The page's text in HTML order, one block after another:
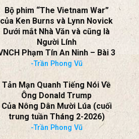
Dưới mắt Nhà Văn và cũng là
Người Lính
VNCH Phạm Tín An Ninh – Bài 4
-Trần Phong Vũ
Bộ phim “The Vietnam War”
Dưới mắt Nhà Văn và cũng là
Người Lính
VNCH Phạm Tín An Ninh – Bài 3
-Trần Phong Vũ